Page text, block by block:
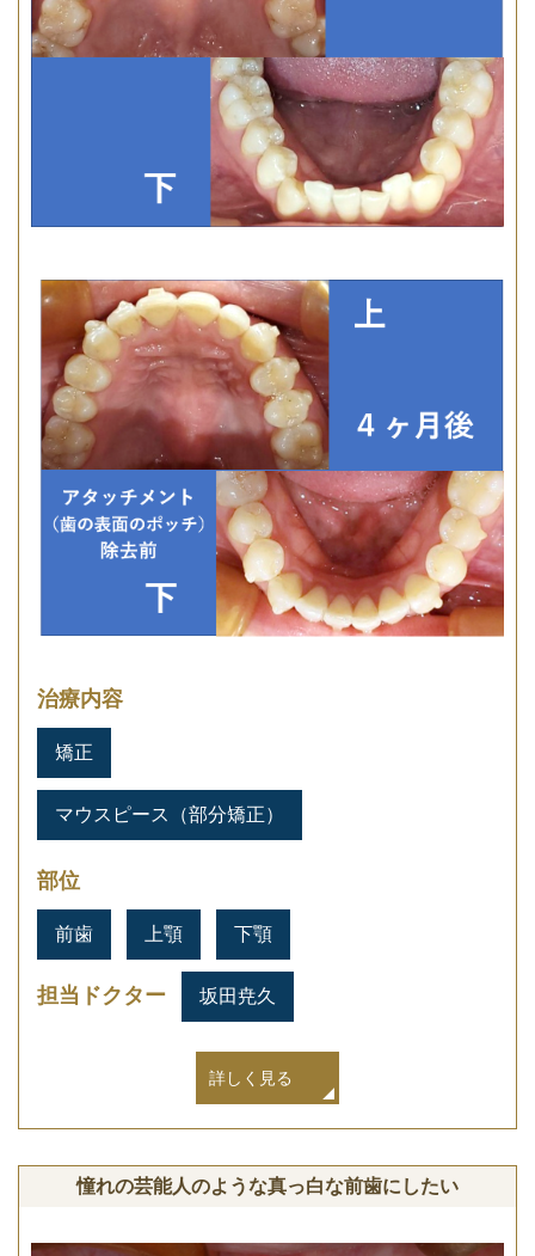
治療内容
矯正
マウスピース（部分矯正）
部位
前歯 上顎 下顎
担当ドクター 坂田尭久
詳しく見る
憧れの芸能人のような真っ白な前歯にしたい